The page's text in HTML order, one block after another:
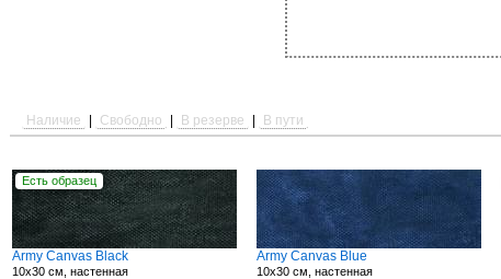
Наличие Свободно В резерве В пути
Есть образец
Army Canvas Black
10x30 см, настенная
Army Canvas Blue
10x30 см, настенная